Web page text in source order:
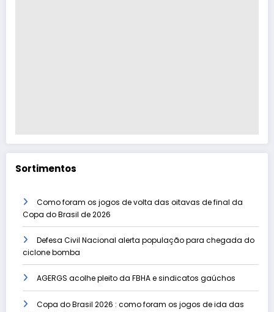
Sortimentos
Como foram os jogos de volta das oitavas de final da
Copa do Brasil de 2026
Defesa Civil Nacional alerta população para chegada do
ciclone bomba
AGERGS acolhe pleito da FBHA e sindicatos gaúchos
Copa do Brasil 2026 : como foram os jogos de ida das